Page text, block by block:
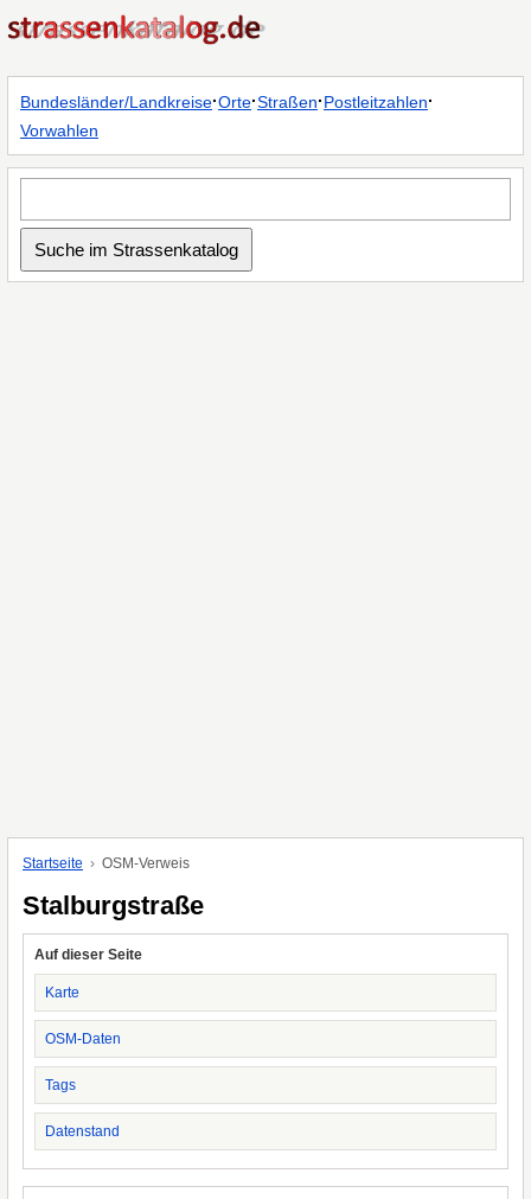
Bundesländer/Landkreise·Orte·Straßen·Postleitzahlen·
Vorwahlen
Startseite OSM-Verweis
Stalburgstraße
Auf dieser Seite
Karte
OSM-Daten
Tags
Datenstand